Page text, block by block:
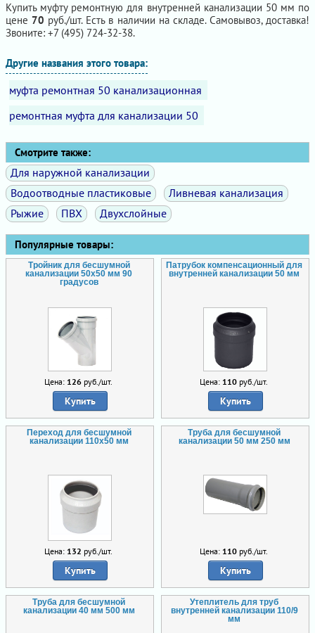
Купить муфту ремонтную для внутренней канализации 50 мм по
цене 70 руб./шт. Есть в наличии на складе. Самовывоз, доставка!
Звоните: +7 (495) 724-32-38.
Другие названия этого товара:
муфта ремонтная 50 канализационная
ремонтная муфта для канализации 50
Смотрите также:
Для наружной канализации
Водоотводные пластиковые
Ливневая канализация
Рыжие
ПВХ Двухслойные
Популярные товары:
Тройник для бесшумной
канализации 50х50 мм 90
градусов
Цена: 126руб./шт.
Купить
Патрубок компенсационный для
внутренней канализации 50 мм
Цена: 110руб./шт.
Купить
Переход для бесшумной
канализации 110х50 мм
Цена: 132 руб./шт.
Купить
Труба для бесшумной
канализации 50 мм 250 мм
Цена: 110руб./шт.
Купить
Труба для бесшумной
канализации 40 мм 500 мм
Утеплитель для труб
внутренней канализации 110/9
мм